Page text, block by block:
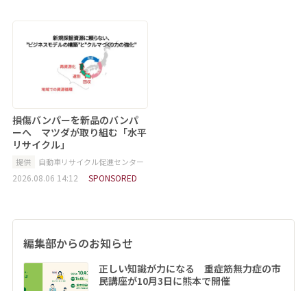
損傷バンパーを新品のバンパ
ーへ マツダが取り組む「水平
リサイクル」
提供 自動車リサイクル促進センター
2026.08.06 14:12 SPONSORED
編集部からのお知らせ
正しい知識が力になる 重症筋無力症の市
民講座が10月3日に熊本で開催